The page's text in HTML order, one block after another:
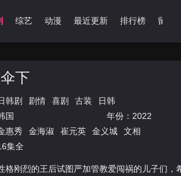
综艺 动漫 最近更新 排行榜 留言
下
韩剧 剧情 喜剧 古装
日韩
国 年份： 2022
惠秀 金海淑 崔元英 金义城
文相
集全
格刚烈的王后试图严加管教爱闯祸的儿子们，